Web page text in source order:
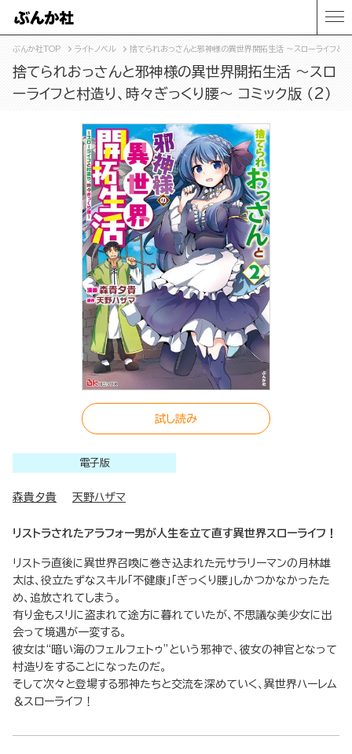
ぶんか社TOP ライトノベル 捨てられおっさんと邪神様の異世界開拓生活 ～スローライフと村
捨てられおっさんと邪神様の異世界開拓生活 ～スロ
ーライフと村造り、時々ぎっくり腰～ コミック版 （2）
試し読み
電子版
森貴夕貴 天野ハザマ
リストラされたアラフォー男が人生を立て直す異世界スローライフ！
リストラ直後に異世界召喚に巻き込まれた元サラリーマンの月林雄
太は、役立たずなスキル「不健康」「ぎっくり腰」しかつかなかったた
め、追放されてしまう。
有り金もスリに盗まれて途方に暮れていたが、不思議な美少女に出
会って境遇が一変する。
彼女は“暗い海のフェルフェトゥ”という邪神で、彼女の神官となって
村造りをすることになったのだ。
そして次々と登場する邪神たちと交流を深めていく、異世界ハーレム
＆スローライフ！